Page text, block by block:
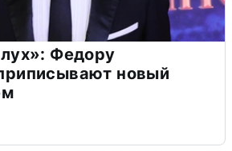
Федору
новый